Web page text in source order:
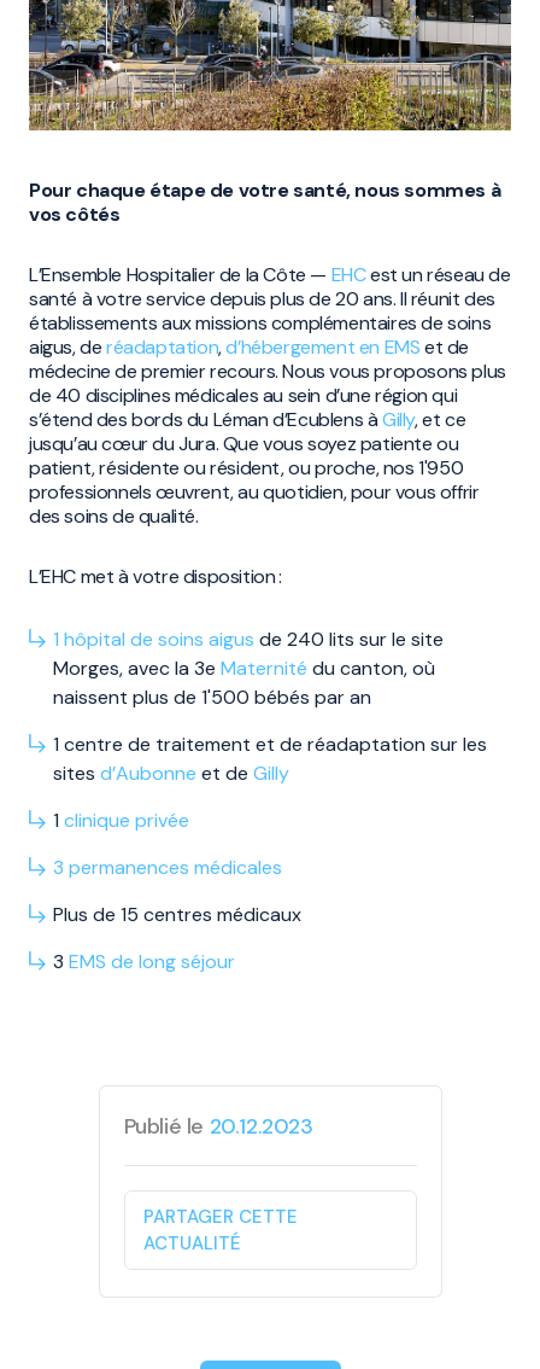
Pour chaque étape de votre santé, nous sommes à
vos côtés
L’Ensemble Hospitalier de la Côte — EHCest un réseau de
santé à votre service depuis plus de 20 ans. Il réunit des
établissements aux missions complémentaires de soins
aigus, deréadaptation,d’hébergement en EMSet de
médecine de premier recours. Nous vous proposons plus
de 40 disciplines médicales au sein d’une région qui
s’étend des bords du Léman d’Ecublens àGilly, et ce
jusqu’au cœur du Jura. Que vous soyez patiente ou
patient, résidente ou résident, ou proche, nos 1'950
professionnels œuvrent, au quotidien, pour vous offrir
des soins de qualité.
L’EHC met à votre disposition :
1 hôpital de soins aigus de 240 lits sur le site
Morges, avec la 3e Maternité du canton, où
naissent plus de 1'500 bébés par an
1 centre de traitement et de réadaptation sur les
sites d’Aubonne et de Gilly
1 clinique privée
3 permanences médicales
Plus de 15 centres médicaux
3 EMS de longséjour
Publié le 20.12.2023
PARTAGER CETTE
ACTUALITÉ